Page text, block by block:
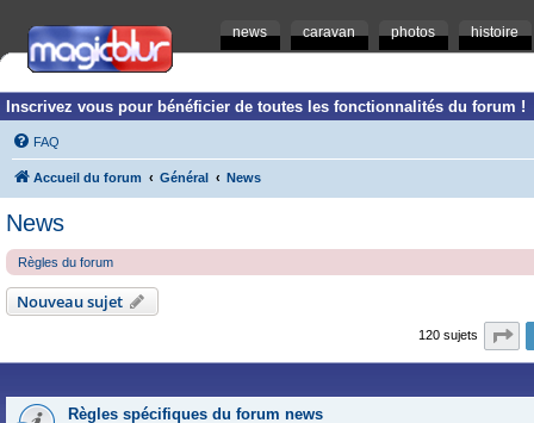
news caravan photos histoire
Inscrivez vous pour bénéficier de toutes les fonctionnalités du forum !
FAQ
Accueil du forum Général News
News
Règles du forum
Nouveau sujet
120 sujets
Règles spécifiques du forum news